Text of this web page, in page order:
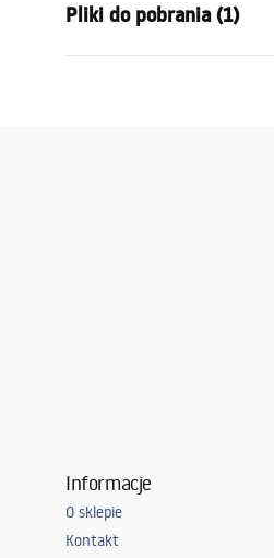
Szerokość zlewozmywaka
Głębokość komory
W komplecie ze
Pliki do pobrania (1)
Informacje
O sklepie
Kontakt